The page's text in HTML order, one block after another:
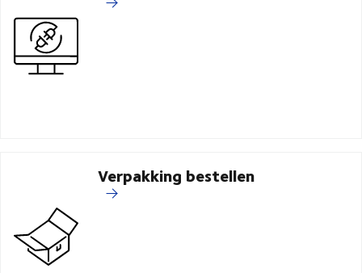
Verpakking bestellen